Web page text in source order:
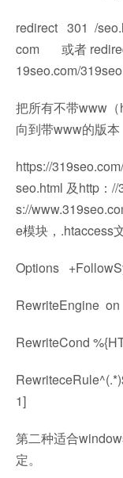
redirect 301 /
com 或者
19seo.com/
把所有不带www
向到带www的版本
https://
seo.html 及http：
s://
e模块，.htaccess
Options
RewriteEngine on
RewriteCond
1]
第二种适合
定。